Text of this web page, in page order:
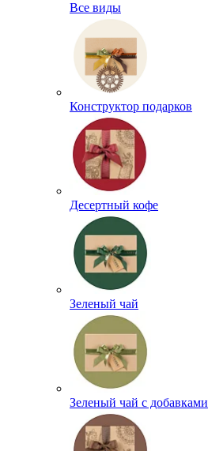
Все виды
Конструктор подарков
Десертный кофе
Зеленый чай
Зеленый чай с добавками